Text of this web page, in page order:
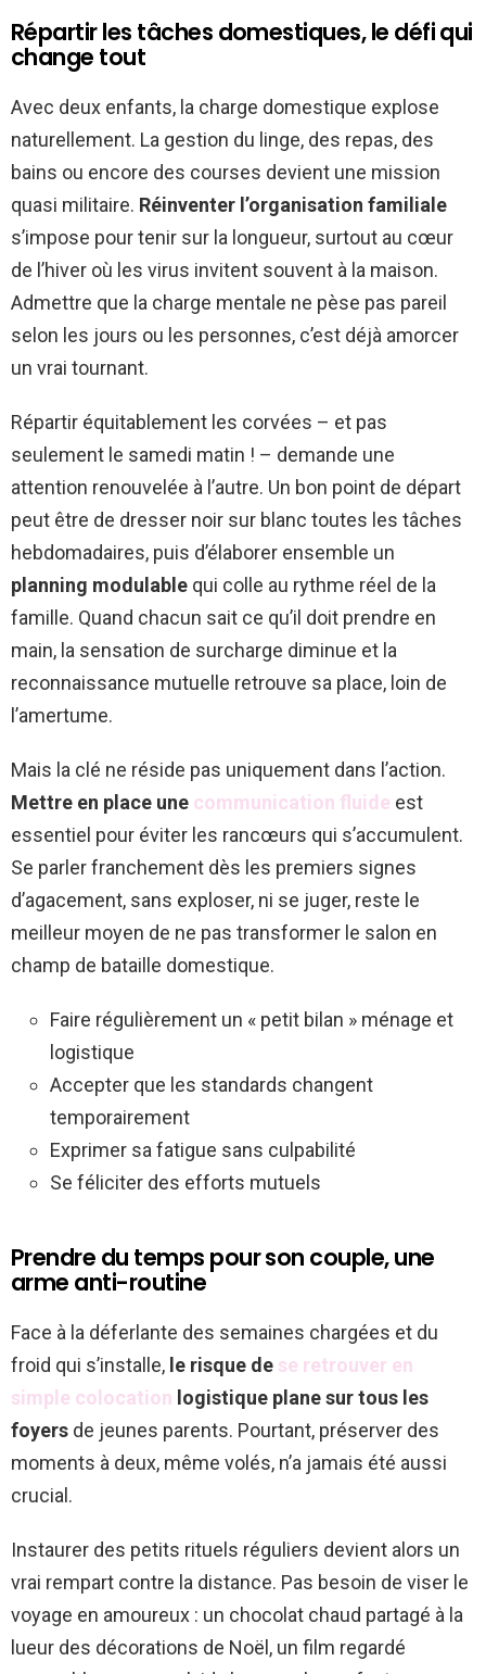
Répartir les tâches domestiques, le défi qui
change tout
Avec deux enfants, la charge domestique explose
naturellement. La gestion du linge, des repas, des
bains ou encore des courses devient une mission
quasi militaire. Réinventer l’organisation familiale
s’impose pour tenir sur la longueur, surtout au cœur
de l’hiver où les virus invitent souvent à la maison.
Admettre que la charge mentale ne pèse pas pareil
selon les jours ou les personnes, c’est déjà amorcer
un vrai tournant.
Répartir équitablement les corvées – et pas
seulement le samedi matin ! – demande une
attention renouvelée à l’autre. Un bon point de départ
peut être de dresser noir sur blanc toutes les tâches
hebdomadaires, puis d’élaborer ensemble un
planning modulable qui colle au rythme réel de la
famille. Quand chacun sait ce qu’il doit prendre en
main, la sensation de surcharge diminue et la
reconnaissance mutuelle retrouve sa place, loin de
l’amertume.
Mais la clé ne réside pas uniquement dans l’action.
Mettre en place une communication fluide est
essentiel pour éviter les rancœurs qui s’accumulent.
Se parler franchement dès les premiers signes
d’agacement, sans exploser, ni se juger, reste le
meilleur moyen de ne pas transformer le salon en
champ de bataille domestique.
Faire régulièrement un « petit bilan » ménage et
logistique
Accepter que les standards changent
temporairement
Exprimer sa fatigue sans culpabilité
Se féliciter des efforts mutuels
Prendre du temps pour son couple, une
arme anti-routine
Face à la déferlante des semaines chargées et du
froid qui s’installe, le risque de se retrouver en
simple colocation logistique plane sur tous les
foyers de jeunes parents. Pourtant, préserver des
moments à deux, même volés, n’a jamais été aussi
crucial.
Instaurer des petits rituels réguliers devient alors un
vrai rempart contre la distance. Pas besoin de viser le
voyage en amoureux : un chocolat chaud partagé à la
lueur des décorations de Noël, un film regardé